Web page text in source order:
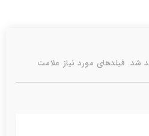
شد. فیلدهای مورد نیاز علامت